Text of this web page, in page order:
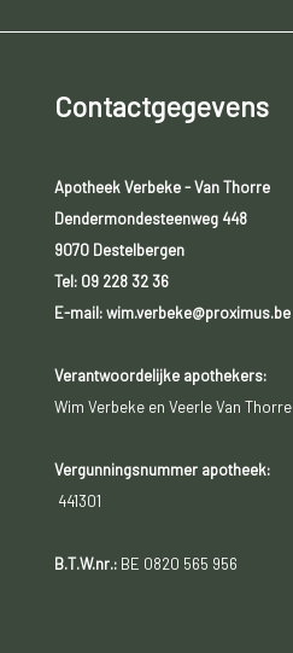
Contactgegevens
Apotheek Verbeke - Van Thorre
Dendermondesteenweg 448
9070 Destelbergen
Tel: 09 228 32 36
E-mail: wim.verbeke@proximus.be
Verantwoordelijke apothekers:
Wim Verbeke en Veerle Van Thorre
Vergunningsnummer apotheek:
441301
B.T.W.nr.:BE 0820 565 956